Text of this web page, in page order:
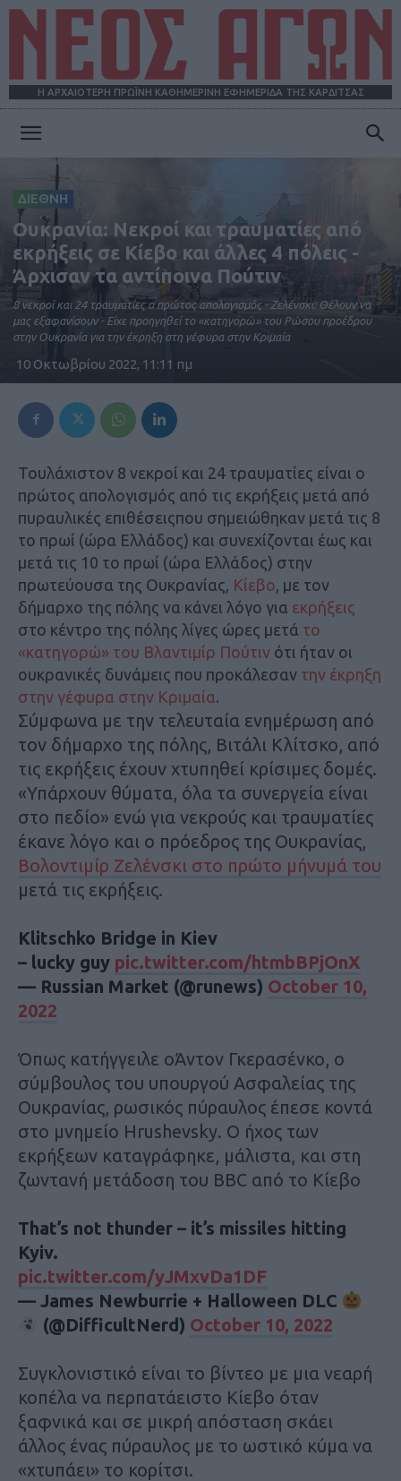
Η ΑΡΧΑΙΟΤΕΡΗ ΠΡΩΪΝΗ ΚΑΘΗΜΕΡΙΝΗ ΕΦΗΜΕΡΙΔΑ ΤΗΣ ΚΑΡΔΙΤΣΑΣ
ΔΙΕΘΝΗ
Ουκρανία: Νεκροί και τραυματίες από
εκρήξεις σε Κίεβο και άλλες 4 πόλεις -
Άρχισαν τα αντίποινα Πούτιν
8 νεκροί και 24 τραυματίες ο πρώτος απολογισμός - Ζελένσκι: Θέλουν να
μας εξαφανίσουν - Είχε προηγηθεί το «κατηγορώ» του Ρώσου προέδρου
στην Ουκρανία για την έκρηξη στη γέφυρα στην Κριμαία
10 Οκτωβρίου 2022, 11:11 πμ
Τουλάχιστον 8 νεκροί και 24 τραυματίες είναι ο
πρώτος απολογισμός από τις εκρήξεις μετά από
πυραυλικές επιθέσειςπου σημειώθηκαν μετά τις 8
το πρωί (ώρα Ελλάδος) και συνεχίζονται έως και
μετά τις 10 το πρωί (ώρα Ελλάδος) στην
πρωτεύουσα της Ουκρανίας, Κίεβο , με τον
δήμαρχο της πόλης να κάνει λόγο για εκρήξεις
στο κέντρο της πόλης λίγες ώρες μετά το
«κατηγορώ» του Βλαντιμίρ Πούτιν ότι ήταν οι
ουκρανικές δυνάμεις που προκάλεσαν την έκρηξη
στην γέφυρα στην Κριμαία.
Σύμφωνα με την τελευταία ενημέρωση από
τον δήμαρχο της πόλης, Βιτάλι Κλίτσκο, από
τις εκρήξεις έχουν χτυπηθεί κρίσιμες δομές.
«Υπάρχουν θύματα, όλα τα συνεργεία είναι
στο πεδίο» ενώ για νεκρούς και τραυματίες
έκανε λόγο και ο πρόεδρος της Ουκρανίας,
Βολοντιμίρ Ζελένσκι στο πρώτο μήνυμά του
μετά τις εκρήξεις.
Klitschko Bridge in Kiev
– lucky guy pic.twitter.com/htmbBPjOnX
— Russiаn Market (@runews) October 10,
2022
Όπως κατήγγειλε οΆντον Γκερασένκο, ο
σύμβουλος του υπουργού Ασφαλείας της
Ουκρανίας, ρωσικός πύραυλος έπεσε κοντά
στο μνημείο Hrushevsky. Ο ήχος των
εκρήξεων καταγράφηκε, μάλιστα, και στη
ζωντανή μετάδοση του BBC από το Κίεβο
That’s not thunder – it’s missiles hitting
Kyiv.
pic.twitter.com/yJMxvDa1DF
— James Newburrie + Halloween DLC
(@DifficultNerd) October 10, 2022
Συγκλονιστικό είναι το βίντεο με μια νεαρή
κοπέλα να περπατάειστο Κίεβο όταν
ξαφνικά και σε μικρή απόσταση σκάει
άλλος ένας πύραυλος με το ωστικό κύμα να
«χτυπάει» το κορίτσι.